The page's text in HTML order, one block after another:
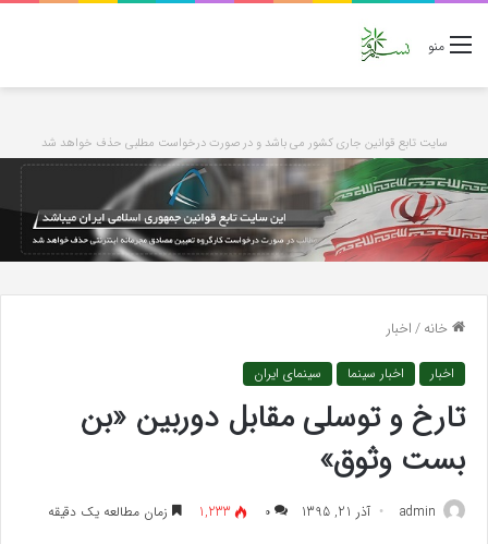
منو
سایت تابع قوانین جاری کشور می باشد و در صورت درخواست مطلبی حذف خواهد شد
خانه/اخبار
اخبار اخبار سینما سینمای ایران
تارخ و توسلی مقابل دوربین «بن
بست وثوق»
admin آذر 21, 1395 ۰ 1,233 زمان مطالعه یک دقیقه